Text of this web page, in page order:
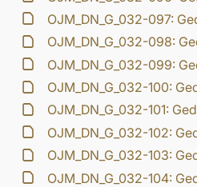
OJM_DN_G_032-097:
OJM_DN_G_032-098:
OJM_DN_G_032-099:
OJM_DN_G_032-100:
OJM_DN_G_032-101:
OJM_DN_G_032-102:
OJM_DN_G_032-103:
OJM_DN_G_032-104: